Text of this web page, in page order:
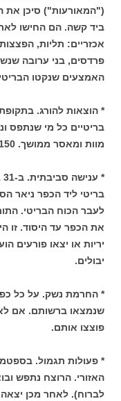
("המאורעות") סיכן את
ביד קשה. הם החישו
אכזריים: תליות,
פרדסים, בני ערובה
האמצעים שנקטו
* הוצאות להורג.
בריטיים כל מי שנתפס
מוות ומאסר ממושך. 150 נתלו.
בריטי ליד הכפר ניאר
לעבר הכוח הבריטי.
את הכפר עד היסוד. זו
יריות או יצאו פורעים
יבולים.
* החרמת נשק. על כל
שנמצאו ברשותם. אם לא
פוצצו אותם.
האזורי. הרוצח נתפש
לברוח). לאחר מכן יצאה